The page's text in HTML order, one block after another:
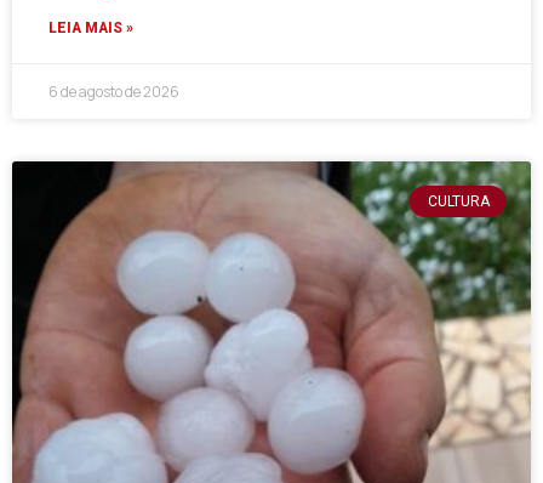
LEIA MAIS »
6 de agosto de 2026
CULTURA